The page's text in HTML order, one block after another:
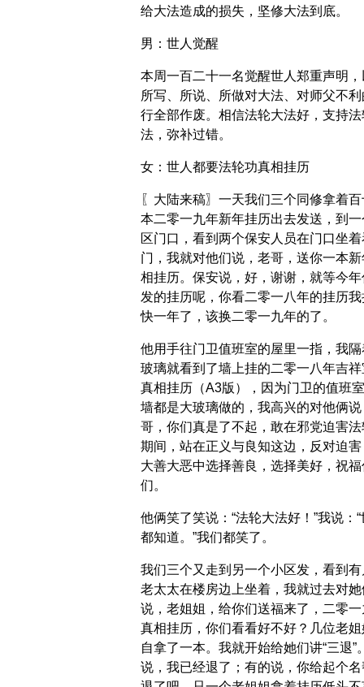
给大法造成的损失，坚修大法到底。
男：世人觉醒
本周一百二十一名觉醒世人郑重声明，
所写、所说、所做对大法、对师父不
行全部作废。相信法轮大法好，支持法
法，弥补过错。
女：世人都要法轮功真相挂历
〖大陆来稿〗一天我们三个同修拿着
本二零一九年新年挂历出去发送，到一
区门口，看到两个保安人员在门口坐着
门，我就对他们说，老哥，送你一本新
相挂历。保安说，好，谢谢，就等今年
发的挂历呢，你看二零一八年的挂历我
快一年了，该换二零一九年的了。
他用手往门卫值班室的屋里一指，我隔
玻璃就看到了墙上挂的二零一八年吉祥
真相挂历（A3版），因为门卫的值班
墙都是大玻璃做的，我高兴的对他俩说
哥，你们真是了不起，敢在邪党迫害法
期间，站在正义与良知这边，反对迫害
大善大恶中选择善良，选择美好，祝福
们。
他俩笑了笑说：“法轮大法好！”我说：“
都知道。”我们都笑了。
我们三个又走到另一个小区发，看到有
老太太在楼房边上坐着，我就过去对她
说，老姐姐，给你们送福来了，二零一
真相挂历，你们看看好不好？几位老姐
自拿了一本。我就开始给她们讲“三退”
说，我已经退了；有的说，你给起个名